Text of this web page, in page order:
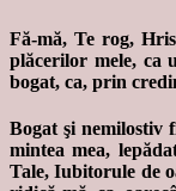
Fă-mă, Te rog,
plăcerilor mele, ca
bogat, ca, prin
Bogat şi nemilostiv
mintea mea,
Tale, Iubitorule de